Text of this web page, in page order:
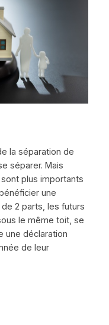
la séparation de
séparer. Mais
plus importants
une
2 parts, les futurs
le même toit, se
une déclaration
de leur